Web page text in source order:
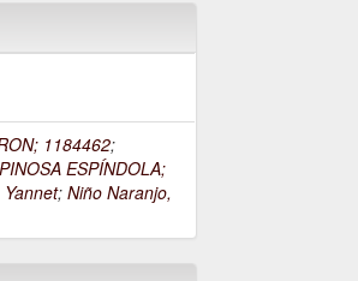
1184462;
ESPÍNDOLA;
;Niño Naranjo,